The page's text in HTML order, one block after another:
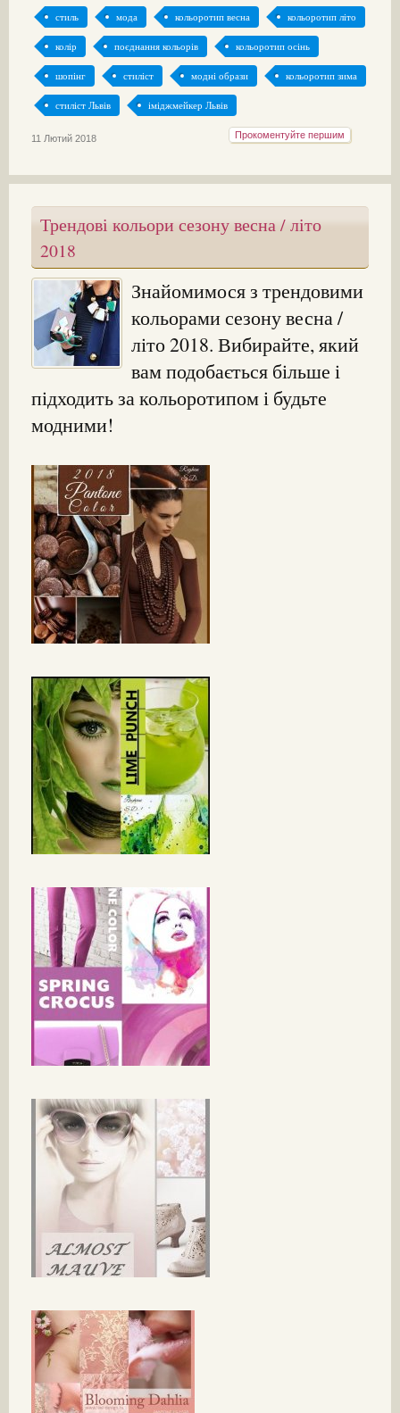
стиль мода кольоротип весна кольоротип літо
колір поєднання кольорів кольоротип осінь
шопінг стиліст модні образи кольоротип зима
стиліст Львів іміджмейкер Львів
Прокоментуйте першим
11 Лютий 2018
Трендові кольори сезону весна / літо
2018
Знайомимося з трендовими
кольорами сезону весна /
літо 2018. Вибирайте, який
вам подобається більше і
підходить за кольоротипом і будьте
модними!